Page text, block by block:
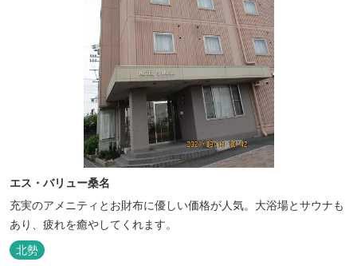
エス・バリュー桑名
充実のアメニティとお財布に優しい価格が人気。大浴場とサウナも
あり、疲れを癒やしてくれます。
北勢